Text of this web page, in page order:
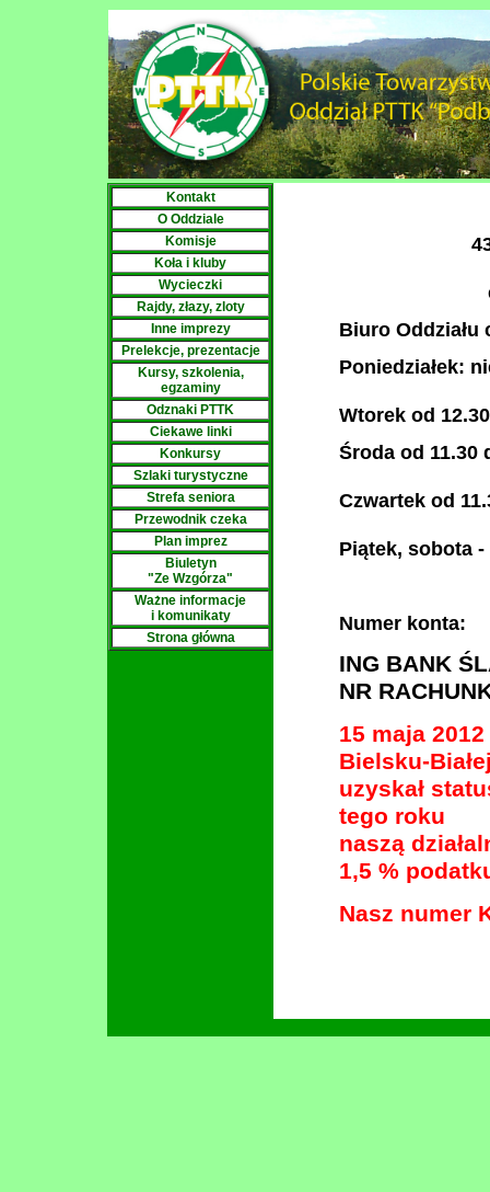
Kontakt
O Oddziale
Komisje
Koła i kluby
Wycieczki
Rajdy, złazy, zloty
Inne imprezy
Prelekcje, prezentacje
Kursy, szkolenia,
egzaminy
Odznaki PTTK
Ciekawe linki
Konkursy
Szlaki turystyczne
Strefa seniora
Przewodnik czeka
Plan imprez
Biuletyn
"Ze Wzgórza"
Ważne informacje
i komunikaty
Strona główna
Biuro Oddziału
Poniedziałek:
Wtorek od
Środa od 11.30
Czwartek od
Piątek, sobota
Numer konta:
ING BANK
NR
15 maja
Bielsku-
uzyskał
tego roku
naszą
1,5 %
Nasz numer